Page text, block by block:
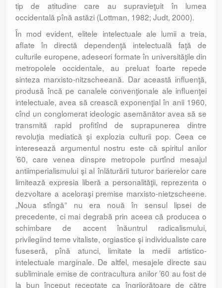
tip de atitudine care au supravieţuit în lumea
occidentală pînă astăzi (Lottman, 1982; Judt, 2000).
În mod evident, elitele intelectuale ale lumii a treia,
aflate în directă dependenţă intelectuală faţă de
culturile europene, adeseori formate în universităţile din
metropolele occidentale, au preluat foarte repede
sinteza marxisto-nitzscheeană. Dar această influenţă,
produsă încă pe canalele convenţionale ale influenţei
intelectuale, avea să crească exponenţial în anii 1960,
cînd un conglomerat ideologic asemănător avea să se
transmită rapid profitînd de suprapunerea dintre
revoluţia mediatică şi explozia culturii pop. Ceea ce
interesează argumentul nostru este că spiritul anilor
’60, care venea dinspre metropole purtînd mesajul
antiimperialismului şi al înlăturării tuturor barierelor care
limitează expresia liberă a personalităţii, reprezenta o
dezvoltare a aceloraşi premise marxisto-nietzscheene.
„Noua stîngă” nu era nouă în sensul lipsei de
precedente, ci mai degrabă prin aceea că producea o
schimbare de accent înăuntrul radicalismului,
privilegiind teme vitaliste, orgiastice şi individualiste care
fuseseră, pînă atunci, limitate la medii artistico-
intelectuale marginale. De altfel, mesajele directe sau
subliminale emise de contracultura anilor ’60 au fost de
la bun început receptate ca îngrijorătoare de către